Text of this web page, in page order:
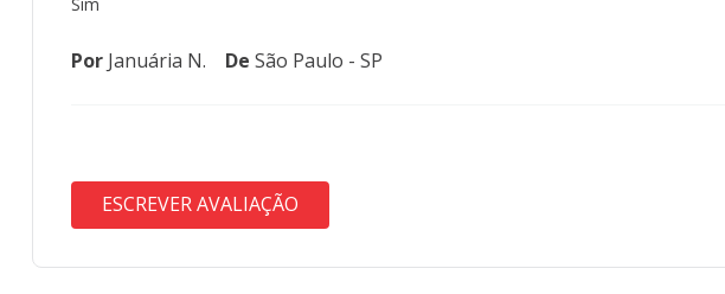
Por Januária N. De São Paulo - SP
ESCREVER AVALIAÇÃO